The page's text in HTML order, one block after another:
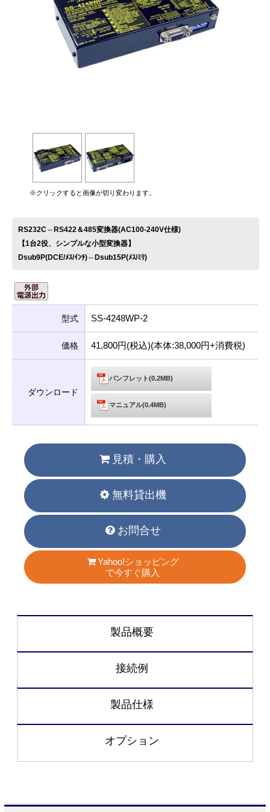
お問い合わせ
※クリックすると画像が切り変わります。
RS232C⇔RS422＆485変換器(AC100-240V仕様)
【1台2役、シンプルな小型変換器】
Dsub9P(DCE/ﾒｽ/ｲﾝﾁ)⇔Dsub15P(ﾒｽ/ﾐﾘ)
型式 SS-4248WP-2
価格 41,800円(税込)(本体:38,000円+消費税)
ダウンロード
パンフレット(0.2MB)
マニュアル(0.4MB)
見積・購入
無料貸出機
お問合せ
Yahoo!ショッピング
で今すぐ購入
製品概要
接続例
製品仕様
オプション